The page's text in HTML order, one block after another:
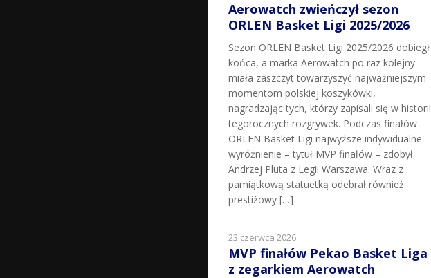
Aerowatch zwieńczył sezon
ORLEN Basket Ligi 2025/2026
Sezon ORLEN Basket Ligi 2025/2026 dobiegł
końca, a marka Aerowatch po raz kolejny
miała zaszczyt towarzyszyć najważniejszym
momentom polskiej koszykówki,
nagradzając tych, którzy zapisali się w historii
tegorocznych rozgrywek. Podczas finałów
ORLEN Basket Ligi najwyższe indywidualne
wyróżnienie – tytuł MVP finałów – zdobył
Andrzej Pluta z Legii Warszawa. Wraz z
pamiątkową statuetką odebrał również
prestiżowy […]
23 czerwca 2026
MVP finałów Pekao Basket Liga
z zegarkiem Aerowatch